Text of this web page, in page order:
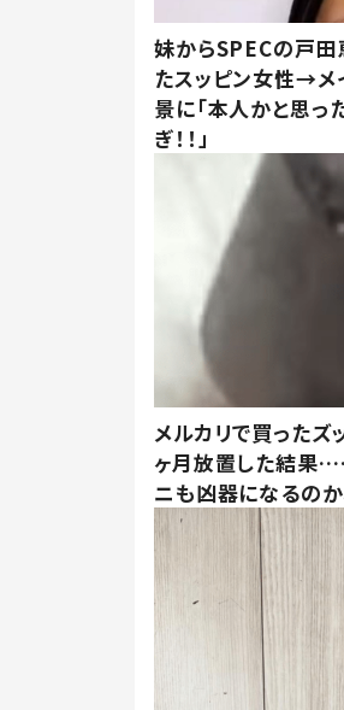
妹からSPECの戸田
たスッピン女性→
景に「本人かと思っ
ぎ！！」
メルカリで買った
ヶ月放置した結果
ニも凶器になるのか